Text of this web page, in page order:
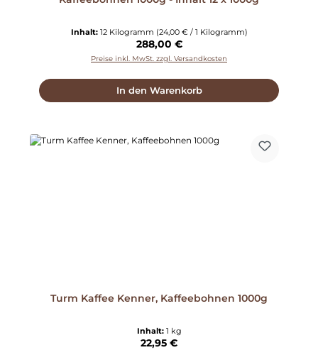
Inhalt: 12 Kilogramm (24,00 € / 1 Kilogramm)
Regulärer Preis:
288,00 €
Preise inkl. MwSt. zzgl. Versandkosten
In den Warenkorb
Turm Kaffee Kenner, Kaffeebohnen 1000g
Inhalt: 1 kg
Regulärer Preis:
22,95 €